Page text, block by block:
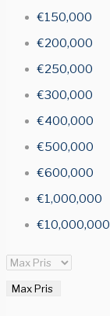
€150,000
€200,000
€250,000
€300,000
€400,000
€500,000
€600,000
€1,000,000
€10,000,000
Max Pris